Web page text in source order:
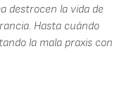
destrocen la vida de
Hasta cuándo
la mala praxis con